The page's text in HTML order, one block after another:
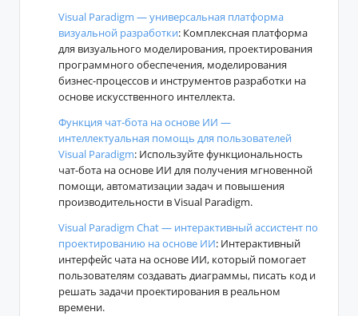
Visual Paradigm — универсальная платформа
визуальной разработки: Комплексная платформа
для визуального моделирования, проектирования
программного обеспечения, моделирования
бизнес-процессов и инструментов разработки на
основе искусственного интеллекта.
Функция чат-бота на основе ИИ —
интеллектуальная помощь для пользователей
Visual Paradigm: Используйте функциональность
чат-бота на основе ИИ для получения мгновенной
помощи, автоматизации задач и повышения
производительности в Visual Paradigm.
Visual Paradigm Chat — интерактивный ассистент по
проектированию на основе ИИ: Интерактивный
интерфейс чата на основе ИИ, который помогает
пользователям создавать диаграммы, писать код и
решать задачи проектирования в реальном
времени.